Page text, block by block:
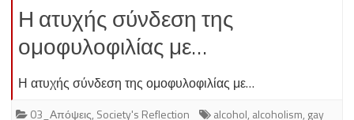
Η ατυχής σύνδεση της
ομοφυλοφιλίας με…
Η ατυχής σύνδεση της ομοφυλοφιλίας με…
03_Απόψεις, Society's Reflection alcohol, alcoholism, gay